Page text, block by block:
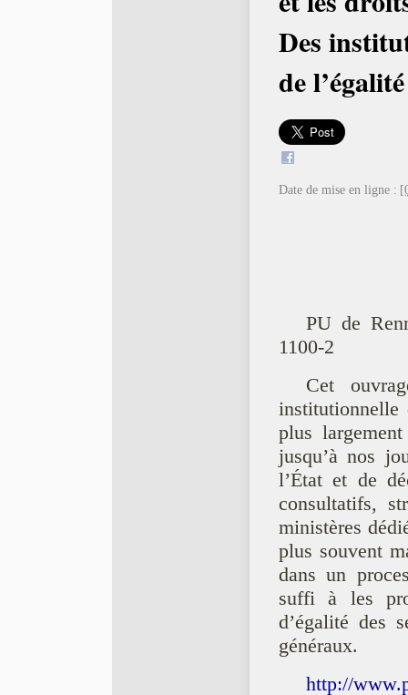
Des
de
Date de mise en ligne :
PU de
1100-2
Cet
plus
jusqu’à nos
l’État et de
consultatifs,
ministères
plus souvent
dans un
suffi à les
d’égalité des
généraux.
http://